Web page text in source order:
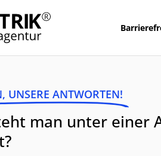
UNSERE ANTWORTEN!
man unter einer